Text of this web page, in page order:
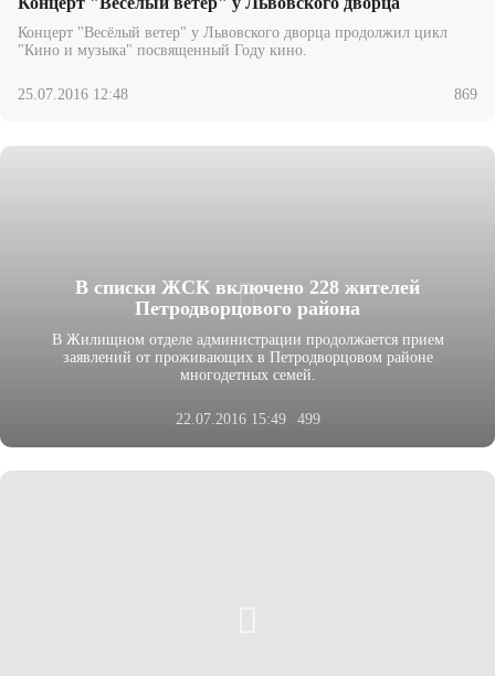
Концерт "Весёлый ветер" у Львовского дворца продолжил цикл
"Кино и музыка" посвященный Году кино.
25.07.2016 12:48 869
В списки ЖСК включено 228 жителей
Петродворцового района
В Жилищном отделе администрации продолжается прием
заявлений от проживающих в Петродворцовом районе
многодетных семей.
22.07.2016 15:49 499